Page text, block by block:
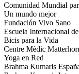
Comunidad Mundial
Un mundo mejor
Fundación Vivo Sano
Escuela Internacional
Bicis para la Vida
Centre Mèdic
Yoga en Red
Brahma Kumaris